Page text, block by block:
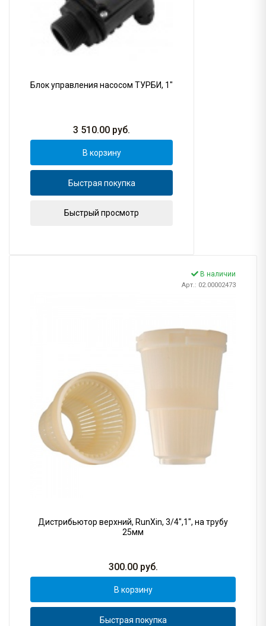
Блок управления насосом ТУРБИ, 1"
3 510.00 руб.
В корзину
Быстрая покупка
Быстрый просмотр
В наличии
Арт.: 02.00002473
Дистрибьютор верхний, RunXin, 3/4",1", на трубу
25мм
300.00руб.
В корзину
Быстрая покупка